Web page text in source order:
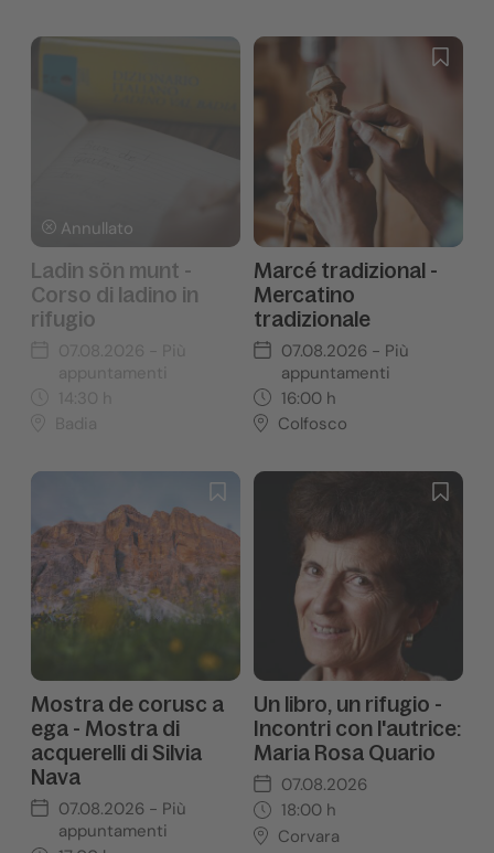
Annullato
Ladin sön munt -
Corso di ladino in
rifugio
Marcé tradizional -
Mercatino
tradizionale
07.08.2026 - Più
appuntamenti
16:00h
Colfosco
Mostra de corusc a
ega - Mostra di
acquerelli di Silvia
Nava
07.08.2026 - Più
appuntamenti
Un libro, un rifugio -
Incontri con l'autrice:
Maria Rosa Quario
07.08.2026
18:00h
Corvara